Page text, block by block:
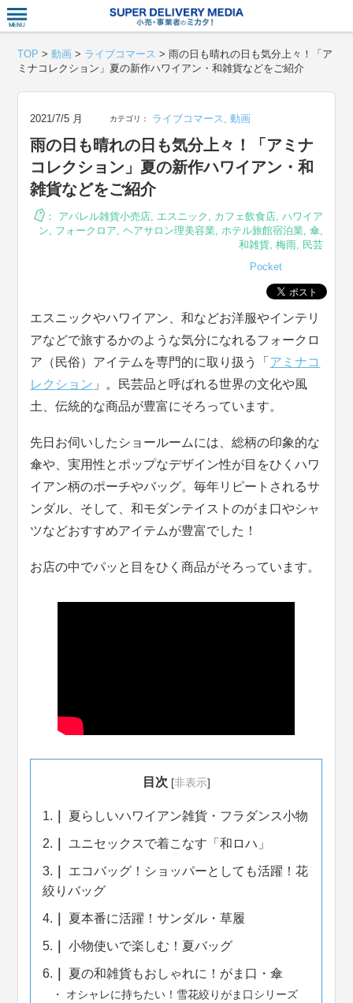
TOP >動画 > ライブコマース >雨の日も晴れの日も気分上々！「ア
ミナコレクション」夏の新作ハワイアン・和雑貨などをご紹介
2021/7/5 月 カテゴリ： ライブコマース,動画
雨の日も晴れの日も気分上々！「アミナ
コレクション」夏の新作ハワイアン・和
雑貨などをご紹介
： アパレル雑貨小売店, エスニック , カフェ飲食店, ハワイア
ン, フォークロア, ヘアサロン理美容業, ホテル旅館宿泊業, 傘,
和雑貨, 梅雨, 民芸
Pocket
エスニックやハワイアン、和などお洋服やインテリ
アなどで旅するかのような気分になれるフォークロ
ア（民俗）アイテムを専門的に取り扱う「 アミナコ
レクション 」。民芸品と呼ばれる世界の文化や風
土、伝統的な商品が豊富にそろっています。
先日お伺いしたショールームには、総柄の印象的な
傘や、実用性とポップなデザイン性が目をひくハワ
イアン柄のポーチやバッグ。毎年リピートされるサ
ンダル、そして、和モダンテイストのがま口やシャ
ツなどおすすめアイテムが豊富でした！
お店の中でパッと目をひく商品がそろっています。
目次 [非表示]
1. 夏らしいハワイアン雑貨・フラダンス小物
2. ユニセックスで着こなす「和ロハ」
3.
エコバッグ！ショッパーとしても活躍！花
絞りバッグ
4. 夏本番に活躍！サンダル・草履
5. 小物使いで楽しむ！夏バッグ
6. 夏の和雑貨もおしゃれに！がま口・傘
オシャレに持ちたい！雪花絞りがま口シリーズ